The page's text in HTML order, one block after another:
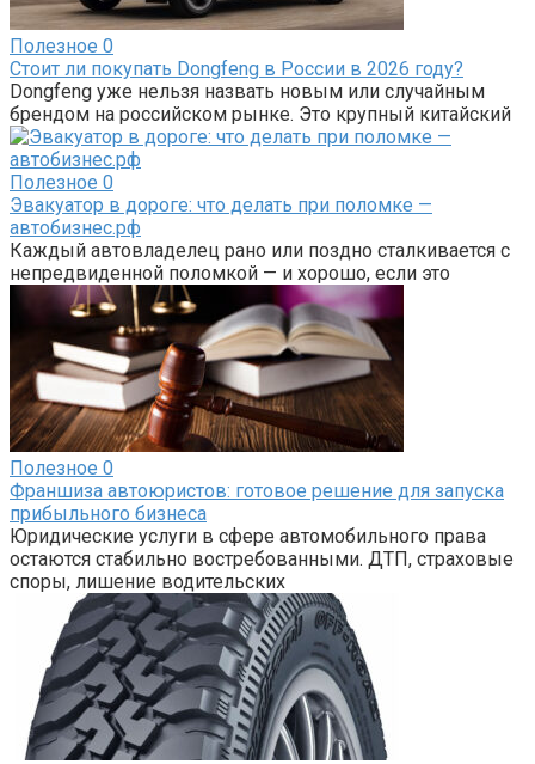
Полезное 0
Стоит ли покупать Dongfeng в России в 2026 году?
Dongfeng уже нельзя назвать новым или случайным
брендом на российском рынке. Это крупный китайский
Полезное 0
Эвакуатор в дороге: что делать при поломке —
автобизнес.рф
Каждый автовладелец рано или поздно сталкивается с
непредвиденной поломкой — и хорошо, если это
Полезное 0
Франшиза автоюристов: готовое решение для запуска
прибыльного бизнеса
Юридические услуги в сфере автомобильного права
остаются стабильно востребованными. ДТП, страховые
споры, лишение водительских